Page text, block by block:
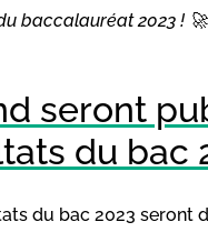
baccalauréat 2023 ! 🚀
seront
du bac
du bac 2023 seront